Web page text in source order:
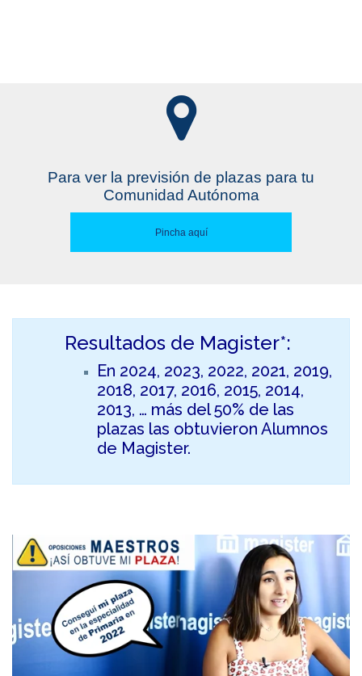
Para ver la previsión de plazas para tu
Comunidad Autónoma
Pincha aquí
Resultados de Magister*:
En 2024, 2023, 2022, 2021, 2019,
2018, 2017, 2016, 2015, 2014,
2013, … más del 50% de las
plazas las obtuvieron Alumnos
de Magister.